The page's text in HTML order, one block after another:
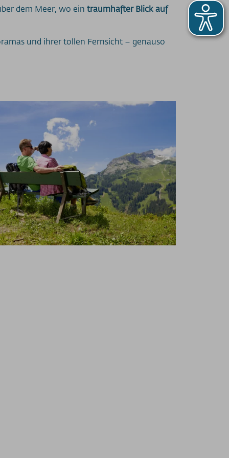
dem Meer, wo ein traumhafter Blick auf
und ihrer tollen Fernsicht – genauso